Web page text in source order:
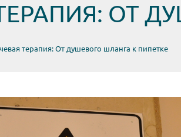
ОТ
терапия: От душевого шланга к пипетке